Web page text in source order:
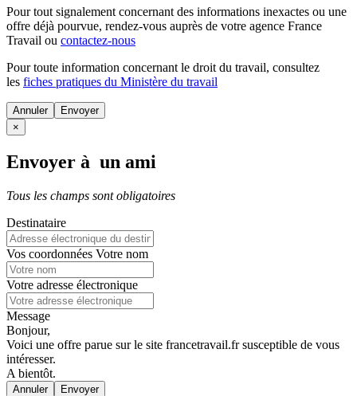
Pour tout signalement concernant des informations inexactes ou une
offre déjà pourvue, rendez-vous auprès de votre agence France
Travail ou contactez-nous
Pour toute information concernant le droit du travail, consultez
les fiches pratiques du Ministère du travail
Annuler
×
Envoyer à un ami
Tous les champs sont obligatoires
Destinataire
Vos coordonnées Votre nom
Votre adresse électronique
Message
Bonjour,
Voici une offre parue sur le site francetravail.fr susceptible de vous
intéresser.
A bientôt.
Annuler